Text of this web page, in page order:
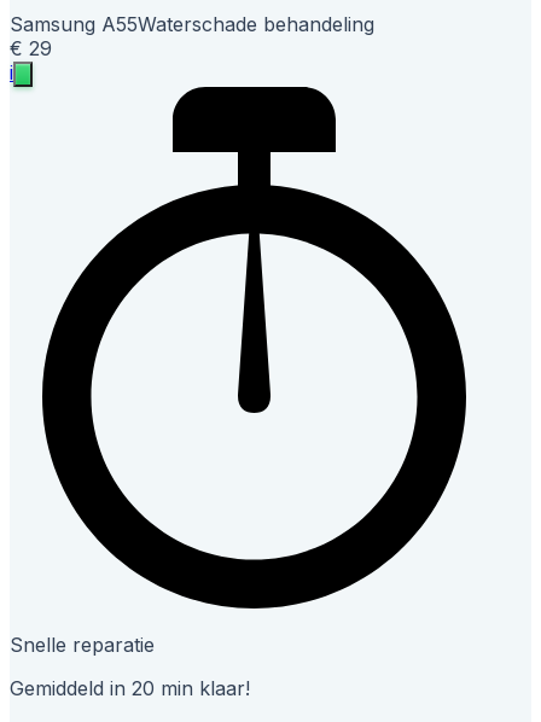
Samsung A55Waterschade behandeling
€ 29
i
Snelle reparatie
Gemiddeld in 20 min klaar!